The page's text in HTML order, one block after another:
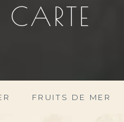
FRUITS DE MER